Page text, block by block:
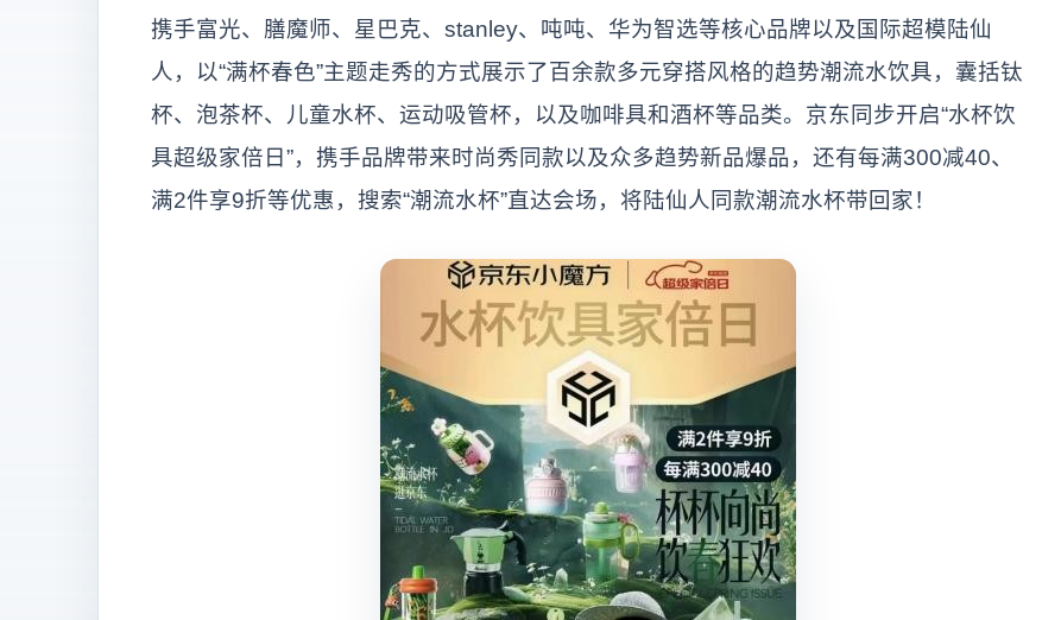
携手富光、膳魔师、星巴克、stanley、吨吨、华为智选等核心品牌以及国际超模陆仙
人，以“满杯春色”主题走秀的方式展示了百余款多元穿搭风格的趋势潮流水饮具，囊括钛
杯、泡茶杯、儿童水杯、运动吸管杯，以及咖啡具和酒杯等品类。京东同步开启“水杯饮
具超级家倍日”，携手品牌带来时尚秀同款以及众多趋势新品爆品，还有每满300减40、
满2件享9折等优惠，搜索“潮流水杯”直达会场，将陆仙人同款潮流水杯带回家！